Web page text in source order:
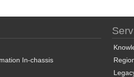
In-chassis